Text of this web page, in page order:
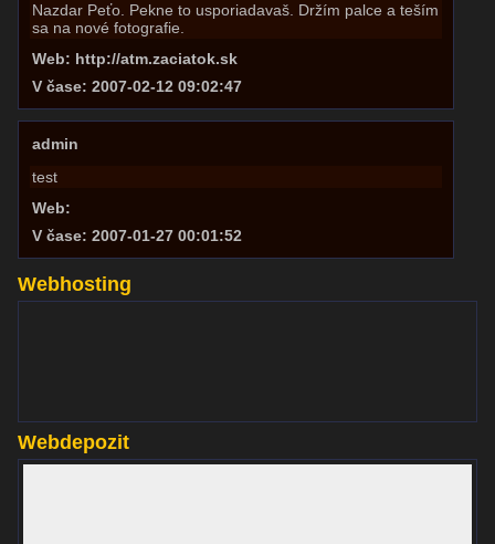
Nazdar Peťo. Pekne to usporiadavaš. Držím palce a teším
sa na nové fotografie.
Web: http://atm.zaciatok.sk
V čase: 2007-02-12 09:02:47
admin
test
Web:
V čase: 2007-01-27 00:01:52
Webhosting
Webdepozit